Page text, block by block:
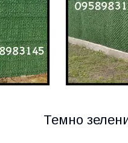
Темно